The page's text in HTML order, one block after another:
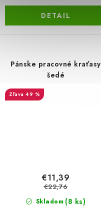
DETAIL
Pánske pracovné kraťasy
šedé
49 %
Skladom (8 ks)
€11,39
€22,76